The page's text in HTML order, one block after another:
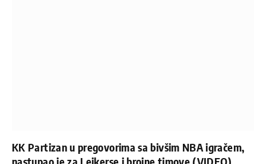
KK Partizan u pregovorima sa bivšim NBA igračem,